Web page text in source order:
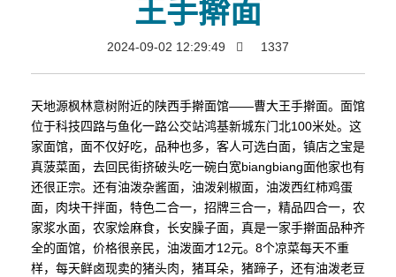
王手擀面
2024-09-02 12:29:49 1337
天地源枫林意树附近的陕西手擀面馆——曹大王手擀面。面馆
位于科技四路与鱼化一路公交站鸿基新城东门北100米处。这
家面馆，面不仅好吃，品种也多，客人可选白面，镇店之宝是
真菠菜面，去回民街挤破头吃一碗白宽biangbiang面他家也有
还很正宗。还有油泼杂酱面，油泼剁椒面，油泼西红柿鸡蛋
面，肉块干拌面，特色二合一，招牌三合一，精品四合一，农
家浆水面，农家烩麻食，长安臊子面，真是一家手擀面品种齐
全的面馆，价格很亲民，油泼面才12元。8个凉菜每天不重
样，每天鲜卤现卖的猪头肉，猪耳朵，猪蹄子，还有油泼老豆